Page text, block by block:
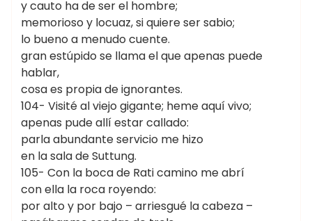
y cauto ha de ser el hombre;
memorioso y locuaz, si quiere ser sabio;
lo bueno a menudo cuente.
gran estúpido se llama el que apenas puede
hablar,
cosa es propia de ignorantes.
104- Visité al viejo gigante; heme aquí vivo;
apenas pude allí estar callado:
parla abundante servicio me hizo
en la sala de Suttung.
105- Con la boca de Rati camino me abrí
con ella la roca royendo:
por alto y por bajo – arriesgué la cabeza –